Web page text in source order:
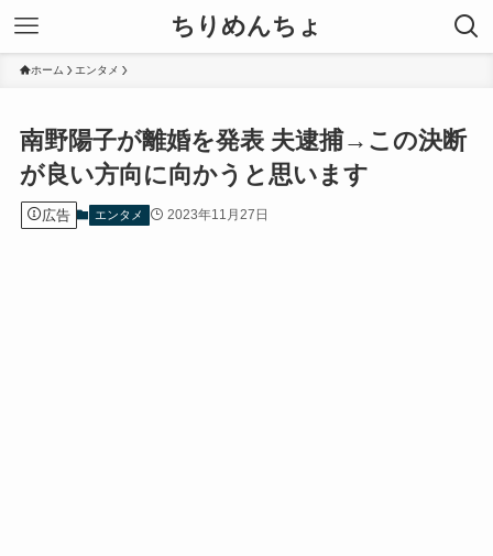
ちりめんちょ
ホーム エンタメ
南野陽子が離婚を発表 夫逮捕→この決断
が良い方向に向かうと思います
広告 エンタメ 2023年11月27日